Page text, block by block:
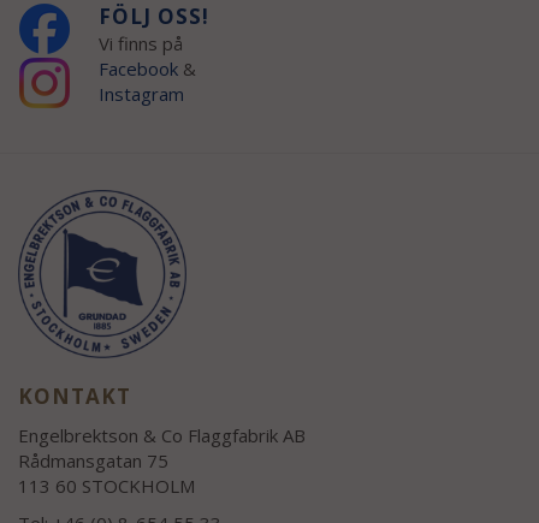
FÖLJ OSS!
Vi finns på
Facebook&
Instagram
KONTAKT
Engelbrektson & Co Flaggfabrik AB
Rådmansgatan 75
113 60 STOCKHOLM